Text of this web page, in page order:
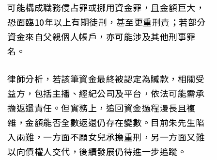
可能構成職務侵占罪或挪用資金罪，且金額巨大，
恐面臨10年以上有期徒刑，甚至更重刑責；若部分
資金來自父親個人帳戶，亦可能涉及其他刑事罪
名。
律師分析，若該筆資金最終被認定為贓款，相關受
益方，包括主播、經紀公司及平台，依法可能需承
擔返還責任。但實務上，追回資金過程漫長且複
雜，金額能否全數返還仍存在變數。目前朱先生陷
入兩難，一方面不願女兒承擔重刑，另一方面又難
以向債權人交代，後續發展仍待進一步追蹤。